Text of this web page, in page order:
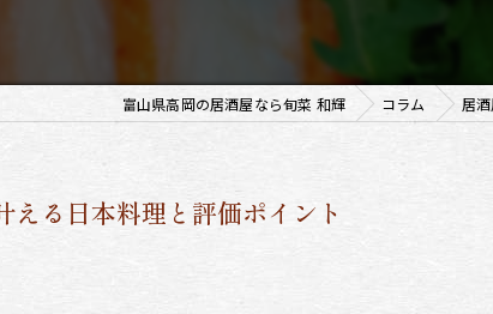
富山県高岡の居酒屋なら旬菜 和輝 コラム 居
る日本料理と評価ポイント